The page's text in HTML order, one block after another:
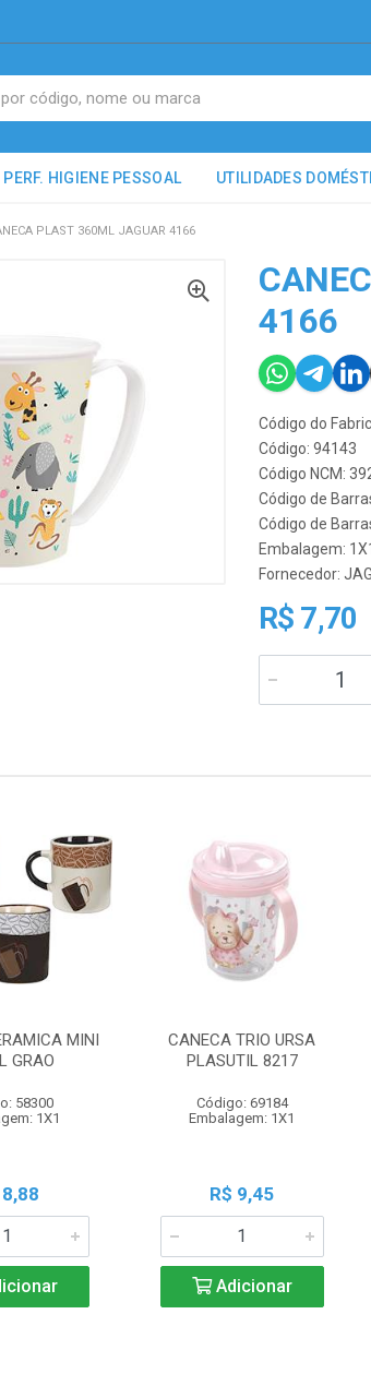
PERF. HIGIENE PESSOAL UTILIDADES
PLAST 360ML JAGUAR 4166
4166
Código do
Código: 94143
Código NCM:
Código de
Código de
Embalagem:
Fornecedor:
R$ 7,70
MINI
GRAO
58300
1X1
CANECA TRIO URSA
PLASUTIL 8217
Código: 69184
Embalagem: 1X1
R$ 9,45
Adicionar